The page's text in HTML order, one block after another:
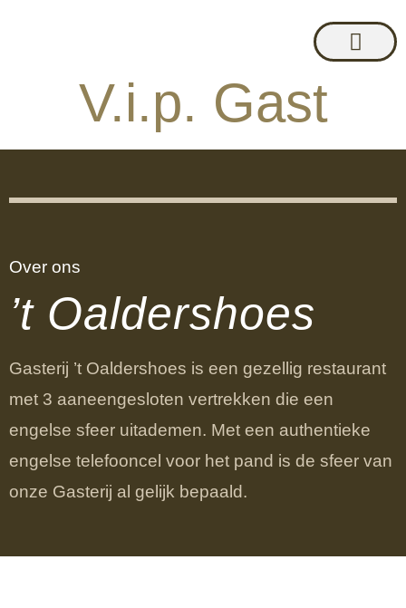
V.i.p. Gast
Over ons
’t Oaldershoes
Gasterij ’t Oaldershoes is een gezellig restaurant
met 3 aaneengesloten vertrekken die een
engelse sfeer uitademen. Met een authentieke
engelse telefooncel voor het pand is de sfeer van
onze Gasterij al gelijk bepaald.